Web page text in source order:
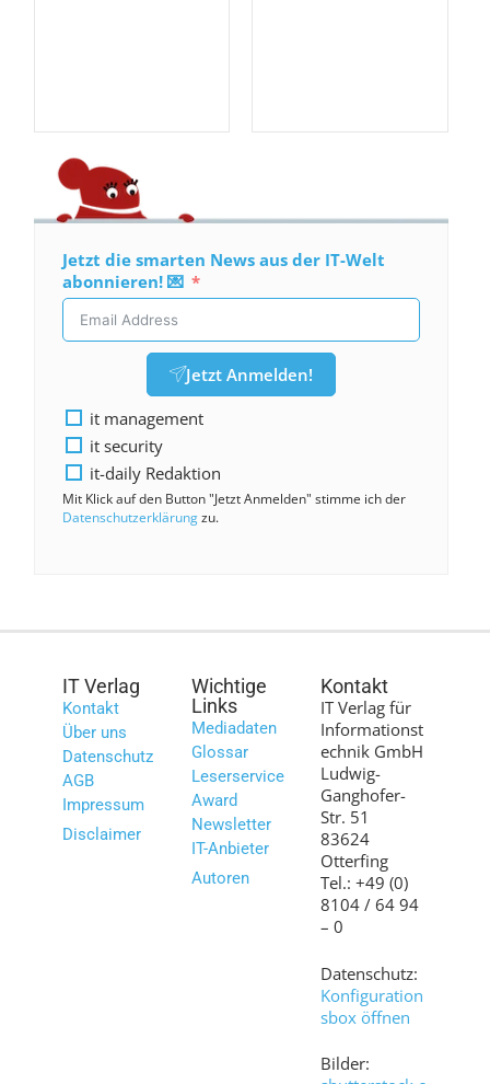
Jetzt die smarten News aus der IT-Welt
abonnieren! 💌
Jetzt Anmelden!
it management
it security
it-daily Redaktion
Mit Klick auf den Button "Jetzt Anmelden" stimme ich der
Datenschutzerklärungzu.
IT Verlag
Kontakt
Über uns
Datenschutz
AGB
Impressum
Disclaimer
Wichtige
Links
Mediadaten
Glossar
Leserservice
Award
Newsletter
IT-Anbieter
Autoren
Kontakt
IT Verlag für
Informationst
echnik GmbH
Ludwig-
Ganghofer-
Str. 51
83624
Otterfing
Tel.: +49 (0)
8104 / 64 94
– 0
Datenschutz:
Konfiguration
sbox öffnen
Bilder: